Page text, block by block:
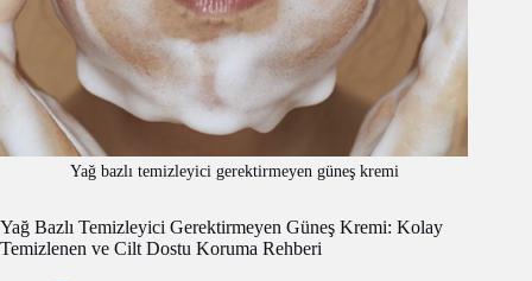
Yağ bazlı temizleyici gerektirmeyen güneş kremi
Yağ Bazlı Temizleyici Gerektirmeyen Güneş Kremi: Kolay
Temizlenen ve Cilt Dostu Koruma Rehberi